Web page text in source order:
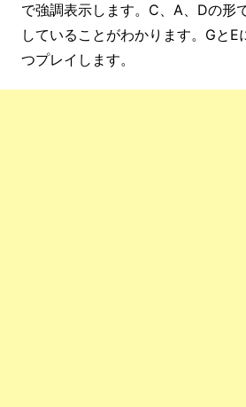
で強調表示します。C、A、Dの形
していることがわかります。Gと
つプレイします。